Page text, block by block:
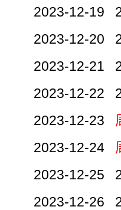
2023-12-19
2023-12-20
2023-12-21
2023-12-22
2023-12-23
2023-12-24
2023-12-25
2023-12-26